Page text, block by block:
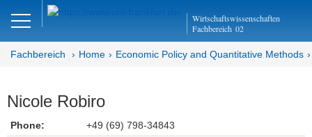
Wirtschaftswissenschaften
Fachbereich 02
DE Close
Economic Policy and
Fachbereich Home Economic Policy and Quantitative Methods
Nicole Robiro
Phone:
+49 (69) 798-34843